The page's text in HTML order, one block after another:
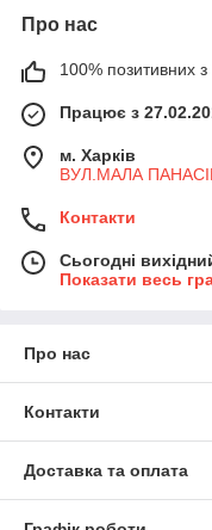
Про нас
100% позитивних з
Працює з
м. Харків
ВУЛ.МАЛА
Контакти
Сьогодні
Показати весь
Про нас
Контакти
Доставка та оплата